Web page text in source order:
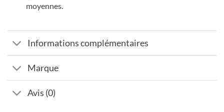
moyennes.
Informations complémentaires
Marque
Avis (0)